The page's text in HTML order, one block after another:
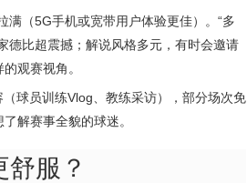
满（5G手机或宽带用户体验更佳）。“多
德比超震撼；解说风格多元，有时会邀请
观赛视角。
（球员训练Vlog、教练采访），部分场次免
解赛事全貌的球迷。
服？